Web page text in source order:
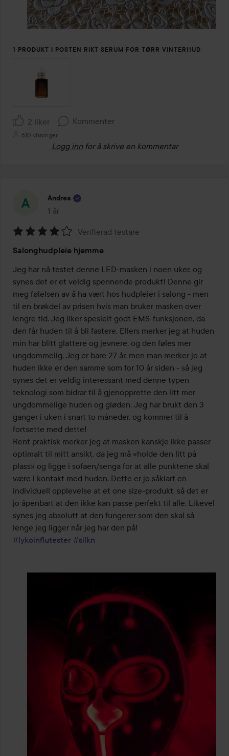
1 PRODUKT I POSTEN RIKT SERUM FOR TØRR VINTERHUD
2 liker Kommenter
610 visninger
Logg inn for å skrive en kommentar
Andrea
1 år
Innlegget ble opprettet 1 år
4
av
5
Verifierad testare
Salonghudpleie hjemme
Jeg har nå testet denne LED-masken i noen uker, og
synes det er et veldig spennende produkt! Denne gir
meg følelsen av å ha vært hos hudpleier i salong - men
til en brøkdel av prisen hvis man bruker masken over
lengre tid. Jeg liker spesielt godt EMS-funksjonen, da
den får huden til å bli fastere. Ellers merker jeg at huden
min har blitt glattere og jevnere, og den føles mer
ungdommelig. Jeg er bare 27 år, men man merker jo at
huden ikke er den samme som for 10 år siden - så jeg
synes det er veldig interessant med denne typen
teknologi som bidrar til å gjenopprette den litt mer
ungdommelige huden og gløden. Jeg har brukt den 3
ganger i uken i snart to måneder, og kommer til å
fortsette med dette!
Rent praktisk merker jeg at masken kanskje ikke passer
optimalt til mitt ansikt, da jeg må «holde den litt på
plass» og ligge i sofaen/senga for at alle punktene skal
være i kontakt med huden. Dette er jo såklart en
individuell opplevelse at et one size-produkt, så det er
jo åpenbart at den ikke kan passe perfekt til alle. Likevel
synes jeg absolutt at den fungerer som den skal så
#lykoinflutester #silkn